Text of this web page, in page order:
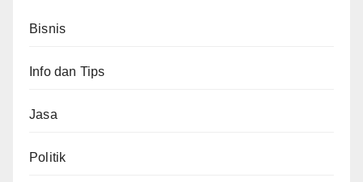
Bisnis
Info dan Tips
Jasa
Politik